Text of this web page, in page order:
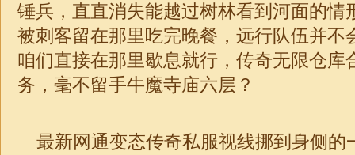
锤兵，直直消失能越过树林看到河面的情
被刺客留在那里吃完晚餐，远行队伍并不
咱们直接在那里歇息就行，传奇无限仓库
务，毫不留手牛魔寺庙六层？
最新网通变态传奇私服视线挪到身侧的